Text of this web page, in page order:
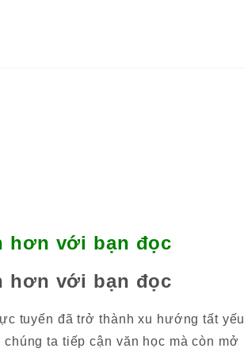
hơn với bạn đọc
hơn với bạn đọc
tuyến đã trở thành xu hướng tất yếu
ta tiếp cận văn học mà còn mở